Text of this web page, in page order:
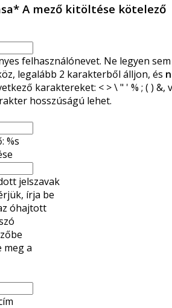
* A mező kitöltése kötelező
felhasználónevet. Ne legyen
legalább 2 karakterből álljon, és
karaktereket: < > \ " ' % ; ( ) &,
hosszúságú lehet.
%s
jelszavak
írja be
óhajtott
meg a